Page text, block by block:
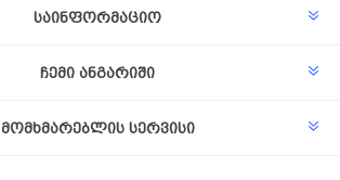
საინფორმაციო
ჩემი ანგარიში
მომხმარებლის სერვისი